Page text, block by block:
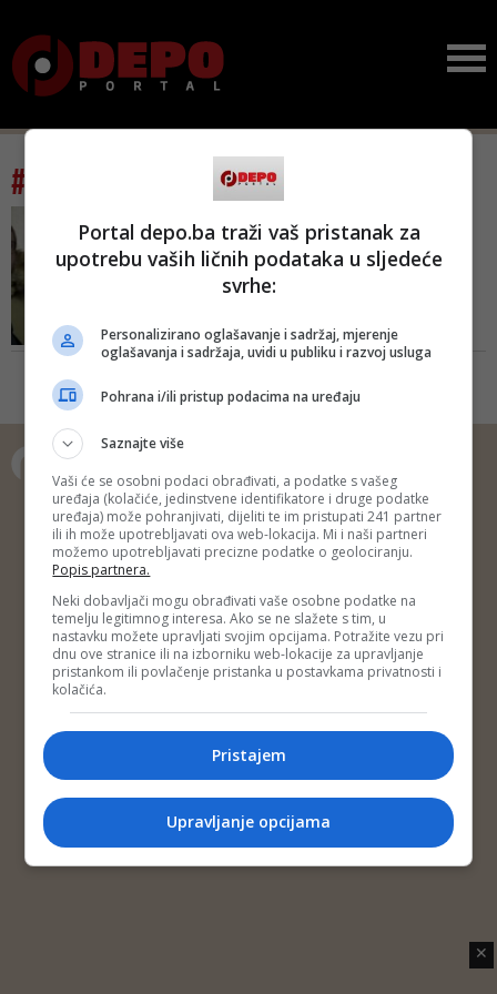
#tag: novčani tokovi
KOMISIJE ZA SIGURNOST
PDPFBIH
traži...
Zaključke sa današnje sjednice
Predstavničkog doma Parlamenta
Abdić, član Komisije i Nermin
Kljajić, ministar unutrašnjih
poslova USK
Copyright © 2014 Depo Portal
Impressum
Kontakt Marketing
Privatnost korisnika
O nama
✕
Portal depo.ba traži vaš pristanak za
upotrebu vaših ličnih podataka u sljedeće
svrhe:
Personalizirano oglašavanje i sadržaj, mjerenje
oglašavanja i sadržaja, uvidi u publiku i razvoj usluga
Pohrana i/ili pristup podacima na uređaju
Saznajte više
Vaši će se osobni podaci obrađivati, a podatke s vašeg
uređaja (kolačiće, jedinstvene identifikatore i druge podatke
uređaja) može pohranjivati, dijeliti te im pristupati 241 partner
ili ih može upotrebljavati ova web-lokacija. Mi i naši partneri
možemo upotrebljavati precizne podatke o geolociranju.
Popis partnera.
Neki dobavljači mogu obrađivati vaše osobne podatke na
temelju legitimnog interesa. Ako se ne slažete s tim, u
nastavku možete upravljati svojim opcijama. Potražite vezu pri
dnu ove stranice ili na izborniku web-lokacije za upravljanje
pristankom ili povlačenje pristanka u postavkama privatnosti i
kolačića.
Pristajem
Upravljanje opcijama